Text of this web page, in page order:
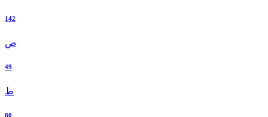
142
ض
49
ط
80